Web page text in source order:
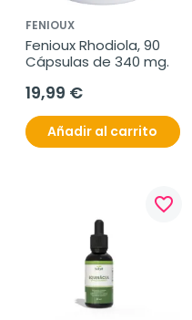
FENIOUX
Fenioux Rhodiola, 90
Cápsulas de 340 mg.
19,99 €
Añadir al carrito
favorite_border